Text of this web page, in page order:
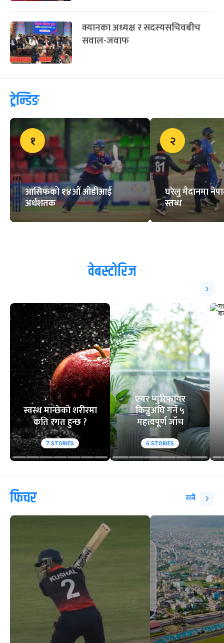
क्यानका अध्यक्ष र सदस्यसचिवबीच
सवाल-जवाफ
ट्रेन्डिङ
१
आसिफको १४औं ओडीआई
अर्धशतक
२
घरेलु मैदानमा
स्तब्ध
वेबस्टोरिज
स्वस्थ मान्छेको शरीरमा
कति रगत हुन्छ ?
7 STORIES
एयर प्युरिफायर
किन्नुअघि गर्ने ५
महत्त्वपूर्ण जाँच
6 STORIES
फिचर सबै